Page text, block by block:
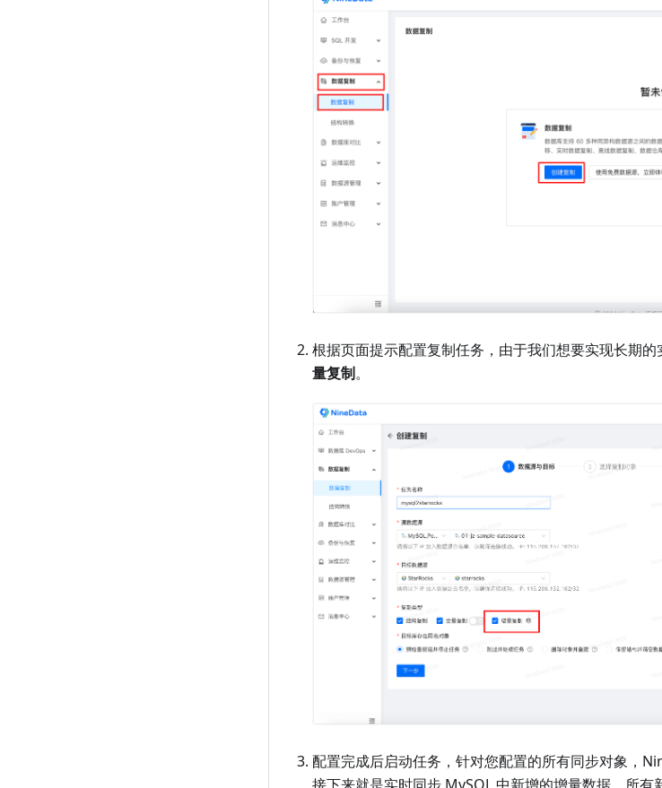
根据页面提示配置复制任务，由于我们想要实现长期
量复制。
配置完成后启动任务，针对您配置的所有同步对象，